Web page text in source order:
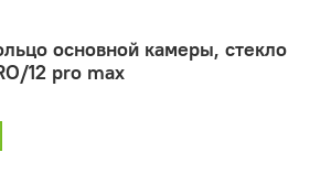
основной камеры, стекло
12 pro max